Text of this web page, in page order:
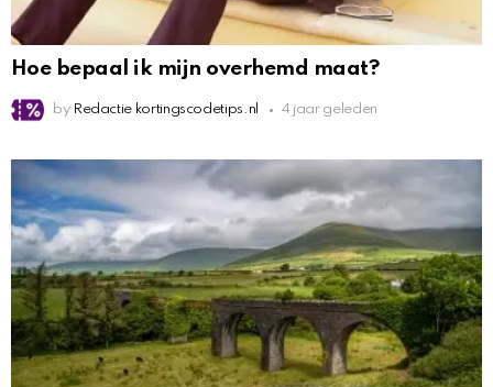
Hoe bepaal ik mijn overhemd maat?
by Redactie kortingscodetips.nl 4 jaar geleden